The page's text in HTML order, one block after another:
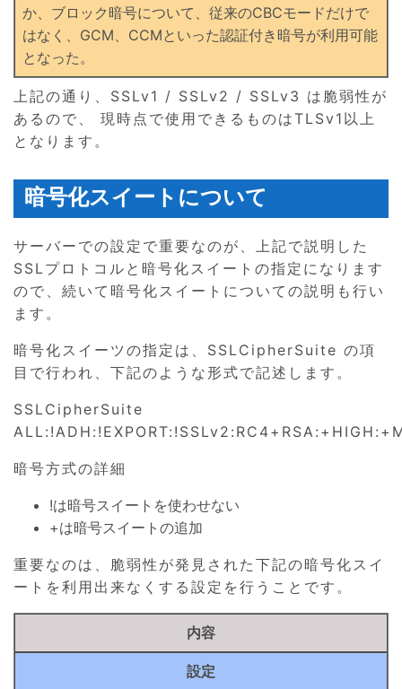
か、ブロック暗号について、従来のCBCモードだけで
はなく、GCM、CCMといった認証付き暗号が利用可能
となった。
上記の通り、SSLv1 / SSLv2 / SSLv3 は脆弱性が
あるので、 現時点で使用できるものはTLSv1以上
となります。
暗号化スイートについて
サーバーでの設定で重要なのが、上記で説明した
SSLプロトコルと暗号化スイートの指定になります
ので、続いて暗号化スイートについての説明も行い
ます。
暗号化スイーツの指定は、SSLCipherSuite の項
目で行われ、下記のような形式で記述します。
SSLCipherSuite
暗号方式の詳細
!は暗号スイートを使わせない
+は暗号スイートの追加
重要なのは、脆弱性が発見された下記の暗号化スイ
ートを利用出来なくする設定を行うことです。
内容
設定